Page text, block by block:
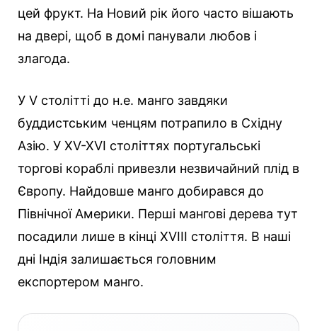
цей фрукт. На Новий рік його часто вішають
на двері, щоб в домі панували любов і
злагода.
У V столітті до н.е. манго завдяки
буддистським ченцям потрапило в Східну
Азію. У XV-XVI століттях португальські
торгові кораблі привезли незвичайний плід в
Європу. Найдовше манго добирався до
Північної Америки. Перші мангові дерева тут
посадили лише в кінці XVIII століття. В наші
дні Індія залишається головним
експортером манго.